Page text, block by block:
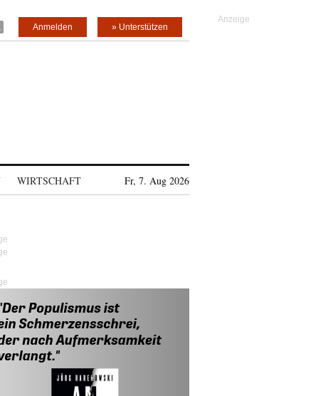
» Unterstützen
Anmelden
WIRTSCHAFT Fr, 7. Aug 2026